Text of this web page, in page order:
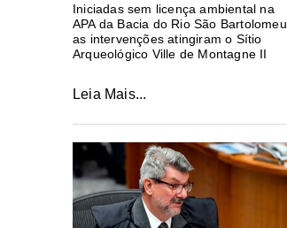
Iniciadas sem licença ambiental na
APA da Bacia do Rio São Bartolomeu,
as intervenções atingiram o Sítio
Arqueológico Ville de Montagne II
Leia Mais...